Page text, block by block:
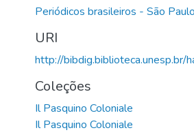
Periódicos brasileiros - São
URI
http://bibdig.biblioteca.unesp.br/
Coleções
Il Pasquino Coloniale
Il Pasquino Coloniale